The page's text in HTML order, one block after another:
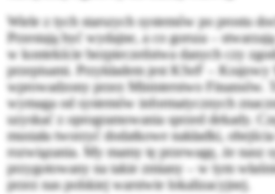
Wiele z tych starszych systemów po prostu
Przestają być wydajne, a co gorsza –
w kontekście bezpieczeństwa danych czy
przepisami. Przykładem jest KSeF – Krajowy
wprowadzony przez Ministerstwo Finansów.
wymaga od systemów informatycznych
uzyskać z oprogramowania sprzed dekady.
musiała tworzyć dodatkowe nakładki,
rozwiązania. My mamy tę przewagę, że nasz
przygotowany na takie zmiany – w tym
przez nas polskiej warstwie lokalizacyjnej.